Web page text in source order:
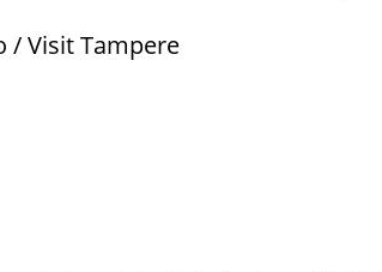
/ Visit Tam­pe­re